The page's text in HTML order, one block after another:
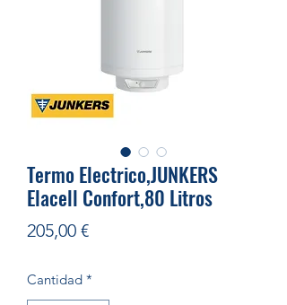
Termo Electrico,JUNKERS
Elacell Confort,80 Litros
205,00 €Precio
Cantidad *